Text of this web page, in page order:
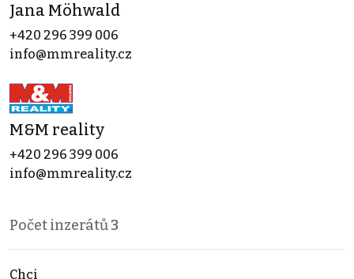
Jana Möhwald
+420 296 399 006
info@mmreality.cz
M&M reality
+420 296 399 006
info@mmreality.cz
Počet inzerátů3
Chci